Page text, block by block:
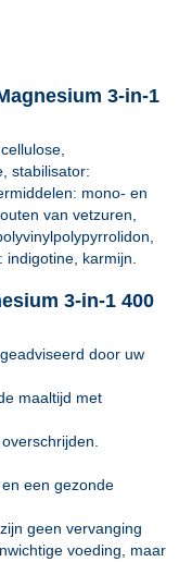
3-in-1
stabilisator:
mono- en
van vetzuren,
karmijn.
3-in-1 400
door uw
maaltijd met
een gezonde
geen vervanging
voeding, maar